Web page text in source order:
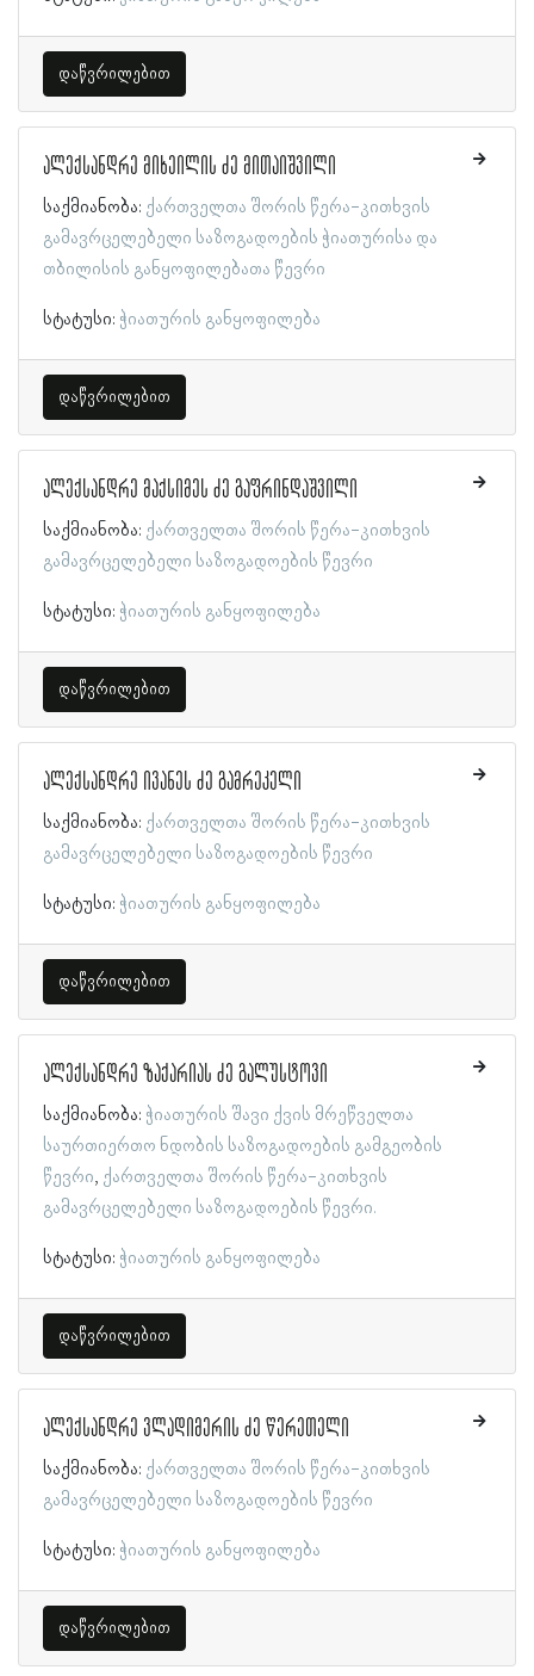
დაწვრილებით
ალექსანდრე მიხეილის ძე მითაიშვილი
საქმიანობა: ქართველთა შორის წერა-კითხვის
გამავრცელებელი საზოგადოების ჭიათურისა და
თბილისის განყოფილებათა წევრი
სტატუსი: ჭიათურის განყოფილება
დაწვრილებით
ალექსანდრე მაქსიმეს ძე გაფრინდაშვილი
საქმიანობა: ქართველთა შორის წერა-კითხვის
გამავრცელებელი საზოგადოების წევრი
სტატუსი: ჭიათურის განყოფილება
დაწვრილებით
ალექსანდრე ივანეს ძე გამრეკელი
საქმიანობა: ქართველთა შორის წერა-კითხვის
გამავრცელებელი საზოგადოების წევრი
სტატუსი: ჭიათურის განყოფილება
დაწვრილებით
ალექსანდრე ზაქარიას ძე გალუსტოვი
საქმიანობა: ჭიათურის შავი ქვის მრეწველთა
საურთიერთო ნდობის საზოგადოების გამგეობის
წევრი ქართველთა შორის წერა-კითხვის
გამავრცელებელი საზოგადოების წევრი.
სტატუსი: ჭიათურის განყოფილება
დაწვრილებით
ალექსანდრე ვლადიმერის ძე წერეთელი
საქმიანობა: ქართველთა შორის წერა-კითხვის
გამავრცელებელი საზოგადოების წევრი
სტატუსი: ჭიათურის განყოფილება
დაწვრილებით